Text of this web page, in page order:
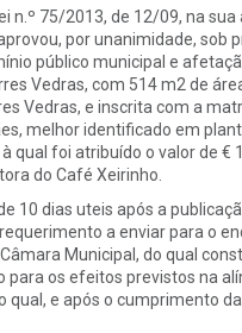
n.º 75/2013, de 12/09, na
por unanimidade, sob
público municipal e
Vedras, com 514 m2 de
Vedras, e inscrita com a
melhor identificado em
qual foi atribuído o valor de €
do Café Xeirinho.
10 dias uteis após a
a enviar para o
Municipal, do qual
os efeitos previstos na
qual, e após o cumprimento